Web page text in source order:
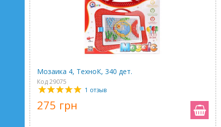
Мозаика 4, ТехноК, 340 дет.
Код 29075
1 отзыв
275 грн